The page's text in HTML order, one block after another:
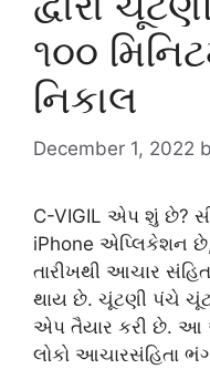
૧૦૦
નિકાલ
December 1, 2022
C-VIGIL એપ શું છે?
iPhone એપ્લિકેશન
તારીખથી આચાર
થાય છે. ચૂંટણી પંચે
એપ તૈયાર કરી છે. આ
લોકો આચારસંહિતા